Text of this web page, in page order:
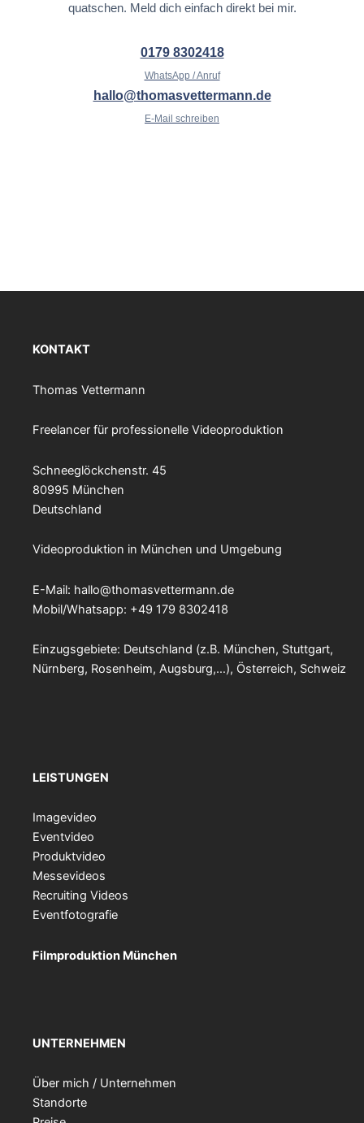
quatschen. Meld dich einfach direkt bei mir.
0179 8302418
WhatsApp / Anruf
hallo@thomasvettermann.de
E-Mail schreiben
KONTAKT
Thomas Vettermann
Freelancer für professionelle Videoproduktion
Schneeglöckchenstr. 45
80995 München
Deutschland
Videoproduktion in München und Umgebung
E-Mail: hallo@thomasvettermann.de
Mobil/Whatsapp: +49 179 8302418
Einzugsgebiete: Deutschland (z.B. München, Stuttgart,
Nürnberg, Rosenheim, Augsburg,…), Österreich, Schweiz
LEISTUNGEN
Imagevideo
Eventvideo
Produktvideo
Messevideos
Recruiting Videos
Eventfotografie
Filmproduktion München
UNTERNEHMEN
Über mich / Unternehmen
Standorte